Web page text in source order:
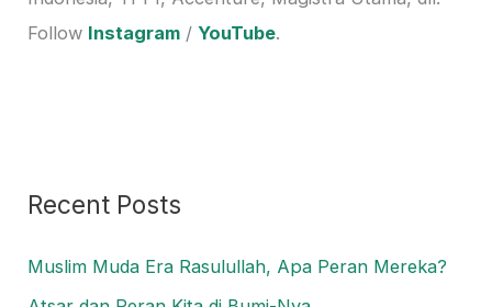
Follow Instagram /YouTube.
Recent Posts
Muslim Muda Era Rasulullah, Apa Peran Mereka?